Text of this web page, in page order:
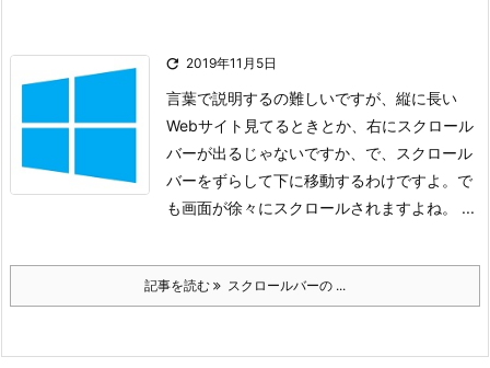
 2019年11月5日
言葉で説明するの難しいですが、 縦に長い
Webサイト見てるときとか、右にスクロール
バーが出るじゃないですか、 で、スクロール
バーをずらして下に移動するわけですよ。 で
も画面が徐々にスクロールされますよね。 ...
記事を読む スクロールバーの ...